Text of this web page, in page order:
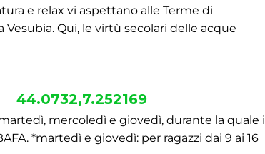
e relax vi aspettano alle Terme di
Qui, le virtù secolari delle acque
44.0732,7.252169
mercoledì e giovedì, durante la quale i
*martedì e giovedì: per ragazzi dai 9 ai 16